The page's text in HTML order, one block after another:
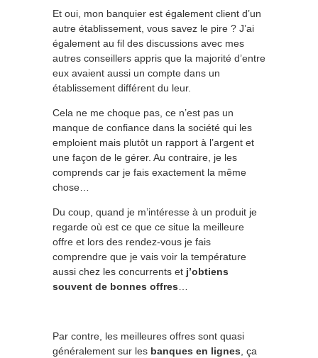
Et oui, mon banquier est également client d’un
autre établissement, vous savez le pire ? J’ai
également au fil des discussions avec mes
autres conseillers appris que la majorité d’entre
eux avaient aussi un compte dans un
établissement différent du leur.
Cela ne me choque pas, ce n’est pas un
manque de confiance dans la société qui les
emploient mais plutôt un rapport à l’argent et
une façon de le gérer. Au contraire, je les
comprends car je fais exactement la même
chose…
Du coup, quand je m’intéresse à un produit je
regarde où est ce que ce situe la meilleure
offre et lors des rendez-vous je fais
comprendre que je vais voir la température
aussi chez les concurrents et j’obtiens
souvent de bonnes offres
Par contre, les meilleures offres sont quasi
généralement sur les banques en lignes , ça